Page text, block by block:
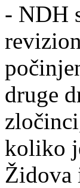
- NDH
druge
koliko
Židova